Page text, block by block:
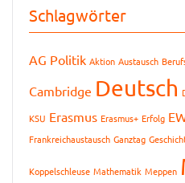
Schlagwörter
AG Politik Aktion Austausch
Cambridge Deutsch
KSU Erasmus Erasmus+ Erfolg
Frankreichaustausch Ganztag
Koppelschleuse Mathematik Meppen